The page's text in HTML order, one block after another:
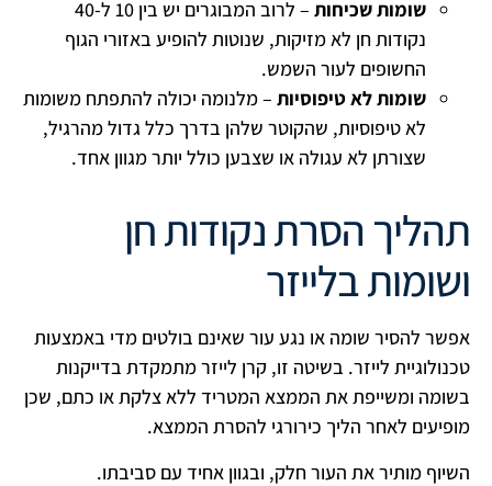
שומות שכיחות
– לרוב המבוגרים יש בין 10 ל-40
נקודות חן לא מזיקות, שנוטות להופיע באזורי הגוף
החשופים לעור השמש.
שומות לא טיפוסיות – מלנומה יכולה להתפתח משומות
לא טיפוסיות, שהקוטר שלהן בדרך כלל גדול מהרגיל,
שצורתן לא עגולה או שצבען כולל יותר מגוון אחד.
תהליך הסרת נקודות חן
ושומות בלייזר
אפשר להסיר שומה או נגע עור שאינם בולטים מדי באמצעות
טכנולוגיית לייזר. בשיטה זו, קרן לייזר מתמקדת בדייקנות
בשומה ומשייפת את הממצא המטריד ללא צלקת או כתם, שכן
מופיעים לאחר הליך כירורגי להסרת הממצא.
השיוף מותיר את העור חלק, ובגוון אחיד עם סביבתו.